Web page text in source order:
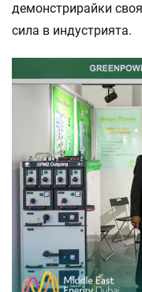
демонстрирайки
сила в индустрията.